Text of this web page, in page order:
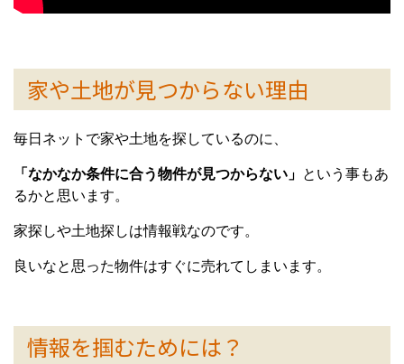
家や土地が見つからない理由
毎日ネットで家や土地を探しているのに、
「なかなか条件に合う物件が見つからない」 という事もあ
るかと思います。
家探しや土地探しは情報戦なのです。
良いなと思った物件はすぐに売れてしまいます。
情報を掴むためには？